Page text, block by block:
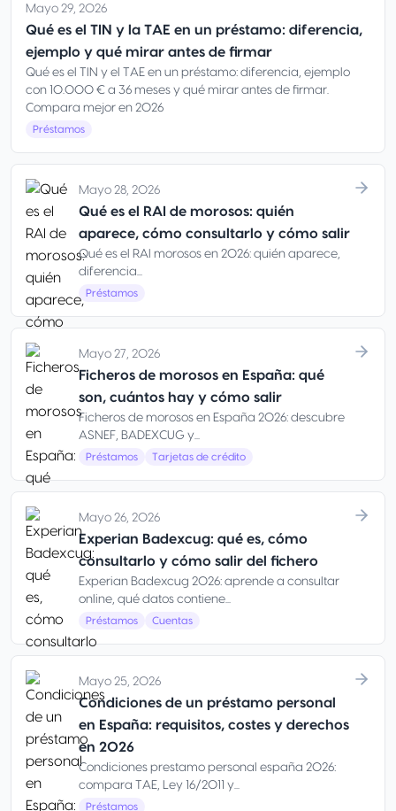
Mayo 29, 2026
Qué es el TIN y la TAE en un préstamo: diferencia,
ejemplo y qué mirar antes de firmar
Qué es el TIN y el TAE en un préstamo: diferencia, ejemplo
con 10.000 € a 36 meses y qué mirar antes de firmar.
Compara mejor en 2026
Préstamos
Mayo 28, 2026
Qué es el RAI de morosos: quién
aparece, cómo consultarlo y cómo salir
Qué es el RAI morosos en 2026: quién aparece,
diferencia...
Préstamos
Mayo 27, 2026
Ficheros de morosos en España: qué
son, cuántos hay y cómo salir
Ficheros de morosos en España 2026: descubre
ASNEF, BADEXCUG y...
Préstamos Tarjetas de crédito
Mayo 26, 2026
Experian Badexcug: qué es, cómo
consultarlo y cómo salir del fichero
Experian Badexcug 2026: aprende a consultar
online, qué datos contiene...
Préstamos Cuentas
Mayo 25, 2026
Condiciones de un préstamo personal
en España: requisitos, costes y derechos
en 2026
Condiciones prestamo personal españa 2026:
compara TAE, Ley 16/2011 y...
Préstamos